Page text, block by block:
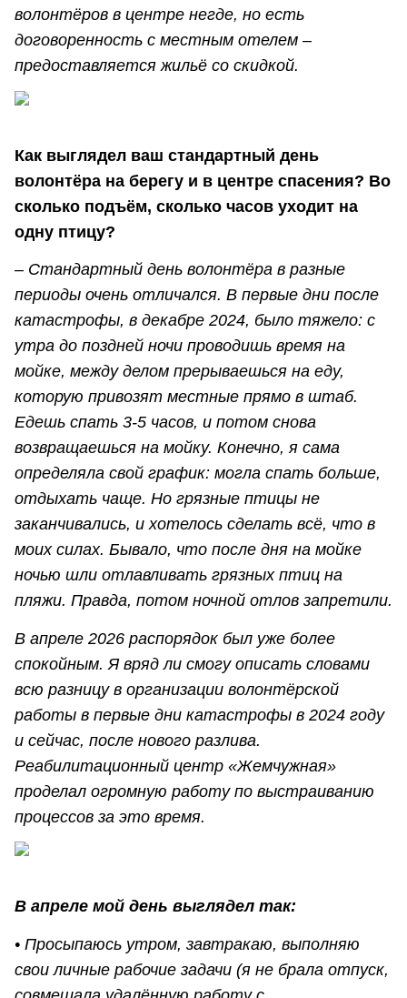
волонтёров в центре негде, но есть
договоренность с местным отелем –
предоставляется жильё со скидкой.
Как выглядел ваш стандартный день
волонтёра на берегу и в центре спасения? Во
сколько подъём, сколько часов уходит на
одну птицу?
– Стандартный день волонтёра в разные
периоды очень отличался. В первые дни после
катастрофы, в декабре 2024, было тяжело: с
утра до поздней ночи проводишь время на
мойке, между делом прерываешься на еду,
которую привозят местные прямо в штаб.
Едешь спать 3-5 часов, и потом снова
возвращаешься на мойку. Конечно, я сама
определяла свой график: могла спать больше,
отдыхать чаще. Но грязные птицы не
заканчивались, и хотелось сделать всё, что в
моих силах. Бывало, что после дня на мойке
ночью шли отлавливать грязных птиц на
пляжи. Правда, потом ночной отлов запретили.
В апреле 2026 распорядок был уже более
спокойным. Я вряд ли смогу описать словами
всю разницу в организации волонтёрской
работы в первые дни катастрофы в 2024 году
и сейчас, после нового разлива.
Реабилитационный центр «Жемчужная»
проделал огромную работу по выстраиванию
процессов за это время.
В апреле мой день выглядел так:
• Просыпаюсь утром, завтракаю, выполняю
свои личные рабочие задачи (я не брала отпуск,